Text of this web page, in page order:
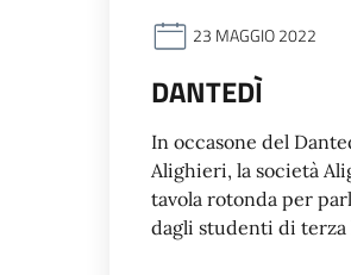
23 MAGGIO 2022
DANTEDÌ
In occasone del
Alighieri, la società
tavola rotonda per
dagli studenti di terza